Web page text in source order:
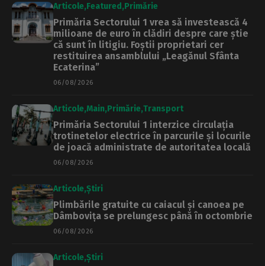
Articole Featured Primărie
Primăria Sectorului 1 vrea să investească 4
milioane de euro în clădiri despre care știe
că sunt în litigiu. Foștii proprietari cer
restituirea ansamblului „Leagănul Sfânta
Ecaterina”
06/08/2026
Articole Main Primărie Transport
Primăria Sectorului 1 interzice circulația
trotinetelor electrice în parcurile și locurile
de joacă administrate de autoritatea locală
06/08/2026
Articole Știri
Plimbările gratuite cu caiacul și canoea pe
Dâmbovița se prelungesc până în octombrie
06/08/2026
Articole Știri